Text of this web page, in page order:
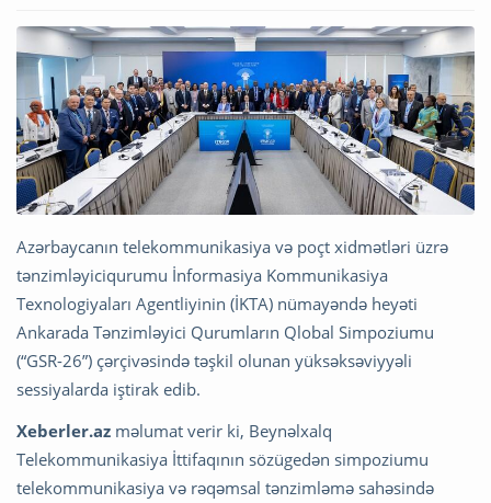
Azərbaycanın telekommunikasiya və poçt xidmətləri üzrə
tənzimləyiciqurumu İnformasiya Kommunikasiya
Texnologiyaları Agentliyinin (İKTA) nümayəndə heyəti
Ankarada Tənzimləyici Qurumların Qlobal Simpoziumu
(“GSR-26”) çərçivəsində təşkil olunan yüksəksəviyyəli
sessiyalarda iştirak edib.
Xeberler.az məlumat verir ki, Beynəlxalq
Telekommunikasiya İttifaqının sözügedən simpoziumu
telekommunikasiya və rəqəmsal tənzimləmə sahəsində